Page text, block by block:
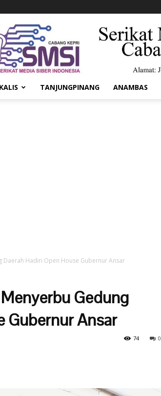
TANJUNGPINANG ANAMBAS
Daerah Hadiri Open House Gubernur Ansar
Gedung
Gubernur Ansar
0
74